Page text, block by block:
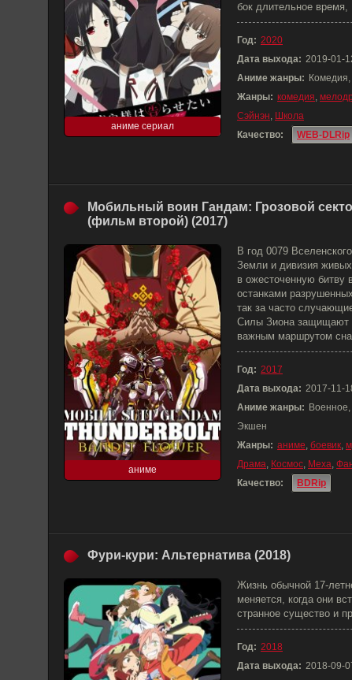
аниме сериал
бок длительное время,
Год: 2020
Дата выхода: 2019-01-
Аниме жанры:
Жанры: комедия,
Сэйнэн, Школа
Качество:
WEB-DLRip
Мобильный воин Гандам: Грозовой
(фильм второй) (2017)
аниме
В год 0079
Земли и дивизия
в ожесточенную битву
останками
так за часто
Силы Зиона защищают
важным маршрутом
Год: 2017
Дата выхода: 2017-11-
Аниме жанры:
Экшен
Жанры: аниме, боевик,
Драма, Космос, Меха,
Качество:
BDRip
Фури-кури: Альтернатива (2018)
Жизнь обычной 17-
меняется, когда они
странное существо и
Год: 2018
Дата выхода: 2018-09-